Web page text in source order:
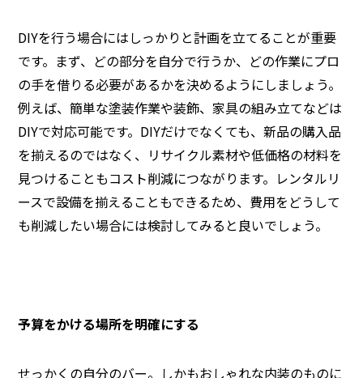
DIYを行う場合にはしっかりと計画を立てることが重要
です。まず、どの部分を自分で行うか、どの作業にプロ
の手を借りる必要があるかを決めるようにしましょう。
例えば、簡単な塗装作業や装飾、家具の組み立てなどは
DIYで対応可能です。DIYだけでなくても、新品の購入品
を揃えるのではなく、リサイクル素材や低価格の材料を
見つけることもコスト削減につながります。レンタルリ
ースで設備を揃えることもできるため、費用をどうして
も削減したい場合には検討してみると良いでしょう。
予算をかける場所を明確にする
せっかくの自分のバー。しかもおしゃれな内装のものに